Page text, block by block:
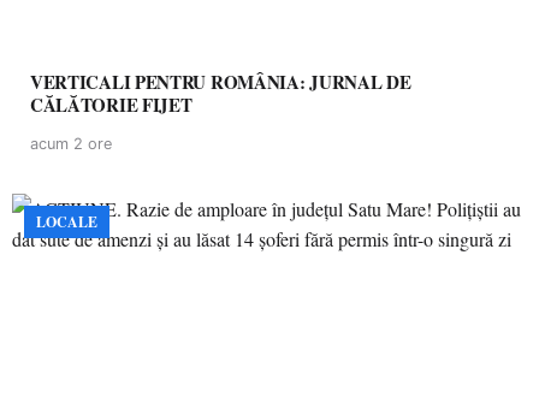
VERTICALI PENTRU ROMÂNIA: JURNAL DE
CĂLĂTORIE FIJET
acum 2 ore
LOCALE